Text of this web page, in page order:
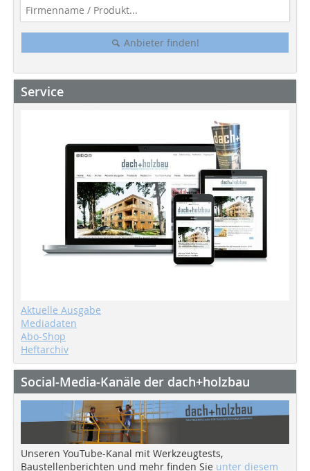
Anbieter finden!
Service
Aktuelle Ausgabe
Mediadaten
Abo-Shop
Heftarchiv
Social-Media-Kanäle der dach+holzbau
Unseren YouTube-Kanal mit Werkzeugtests,
Baustellenberichten und mehr finden Sie unter diesem